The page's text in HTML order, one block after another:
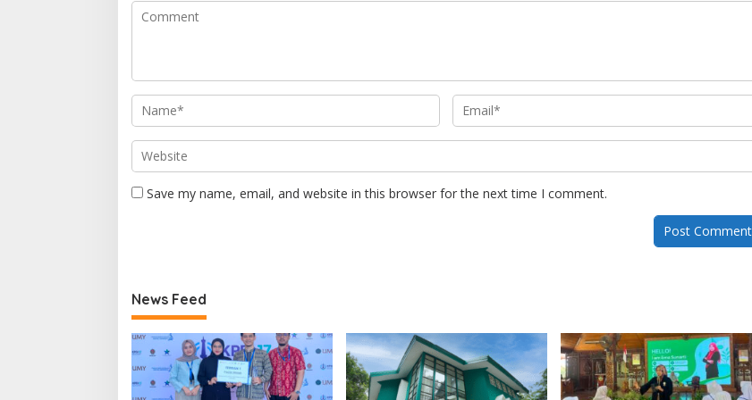
Save my name, email, and website in this browser for the next time I comment.
News Feed